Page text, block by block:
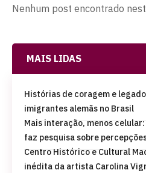
Nenhum post encontrado
MAIS LIDAS
Histórias de coragem e
imigrantes alemãs no Brasil
Mais interação, menos
faz pesquisa sobre
Centro Histórico e Cultural
inédita da artista Carolina